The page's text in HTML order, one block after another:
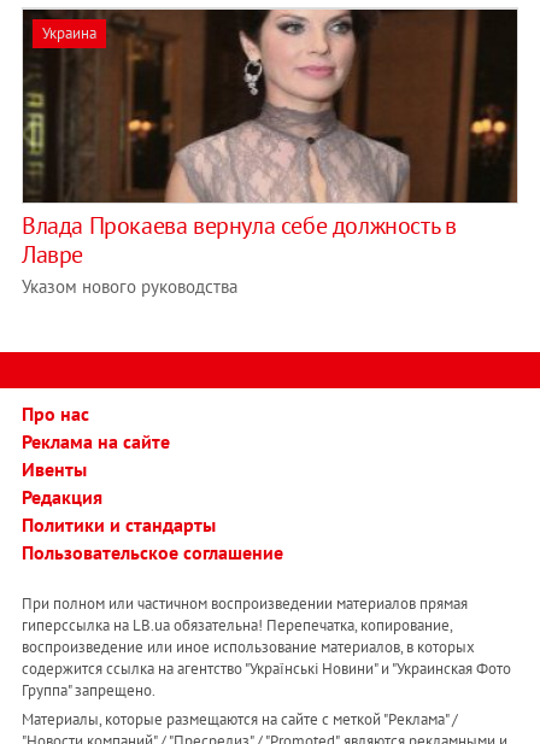
Украина
Влада Прокаева вернула себе должность в
Лавре
Указом нового руководства
Про нас
Реклама на сайте
Ивенты
Редакция
Политики и стандарты
Пользовательское соглашение
При полном или частичном воспроизведении материалов прямая
гиперссылка на LB.ua обязательна! Перепечатка, копирование,
воспроизведение или иное использование материалов, в которых
содержится ссылка на агентство "Українськi Новини" и "Украинская Фото
Группа" запрещено.
Материалы, которые размещаются на сайте с меткой "Реклама" /